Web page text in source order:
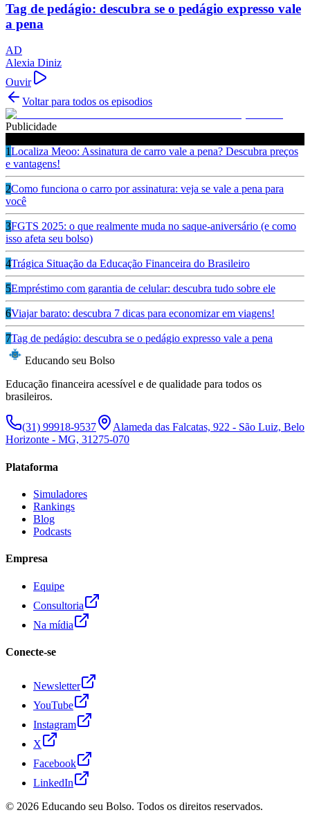
Tag de pedágio: descubra se o pedágio expresso vale
a pena
AD
Alexia Diniz
Ouvir
Voltar para todos os episodios
Publicidade
1Localiza Meoo: Assinatura de carro vale a pena? Descubra preços
e vantagens!
2Como funciona o carro por assinatura: veja se vale a pena para
você
3FGTS 2025: o que realmente muda no saque-aniversário (e como
isso afeta seu bolso)
4Trágica Situação da Educação Financeira do Brasileiro
5Empréstimo com garantia de celular: descubra tudo sobre ele
6Viajar barato: descubra 7 dicas para economizar em viagens!
7Tag de pedágio: descubra se o pedágio expresso vale a pena
Educando seu Bolso
Educação financeira acessível e de qualidade para todos os
brasileiros.
(31) 99918-9537
Alameda das Falcatas, 922 - São Luiz, Belo
Horizonte - MG, 31275-070
Plataforma
Simuladores
Rankings
Blog
Podcasts
Empresa
Equipe
Consultoria
Na mídia
Conecte-se
Newsletter
YouTube
Instagram
X
Facebook
LinkedIn
© 2026 Educando seu Bolso. Todos os direitos reservados.